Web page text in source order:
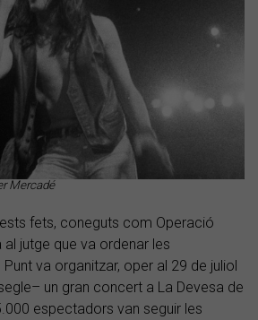
Mercadé
fets, coneguts com Operació
jutge que va ordenar les
va organitzar, oper al 29 de juliol
un gran concert a La Devesa de
espectadors van seguir les